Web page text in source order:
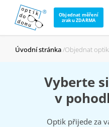
Objednat měření
zraku ZDARMA
Úvodní stránka Objednat
Vyberte
v
Optik přijede za